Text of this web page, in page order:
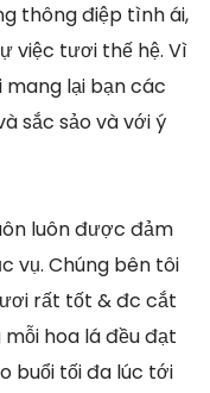
thông điệp tình ái,
việc tươi thế hệ. Vì
mang lại bạn các
sắc sảo và với ý
luôn được đảm
vụ. Chúng bên tôi
rất tốt & đc cắt
hoa lá đều đạt
buổi tối đa lúc tới